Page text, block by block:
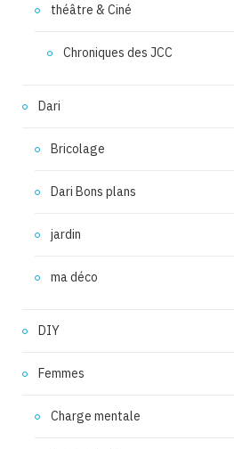
théâtre & Ciné
Chroniques des JCC
Dari
Bricolage
Dari Bons plans
jardin
ma déco
DIY
Femmes
Charge mentale